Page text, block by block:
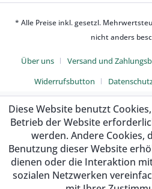
* Alle Preise inkl. gesetzl.
nicht anders
Über uns Versand und
Widerrufsbutton
Diese Website benutzt
Betrieb der Website
werden. Andere Cookies,
Benutzung dieser Website
dienen oder die Interaktion
sozialen Netzwerken